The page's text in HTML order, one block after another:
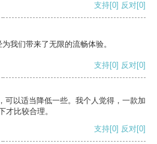
支持[0] 反对[0]
我们带来了无限的流畅体验。
支持[0] 反对[0]
可以适当降低一些。我个人觉得，一款加
才比较合理。
支持[0] 反对[0]